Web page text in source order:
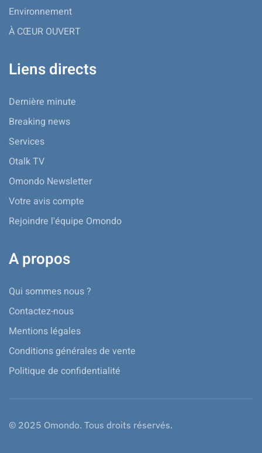
Environnement
À CŒUR OUVERT
Liens directs
Dernière minute
Breaking news
Services
Otalk TV
Omondo Newsletter
Votre avis compte
Rejoindre l'équipe Omondo
A propos
Qui sommes nous ?
Contactez-nous
Mentions légales
Conditions générales de vente
Politique de confidentialité
© 2025 Omondo. Tous droits réservés.